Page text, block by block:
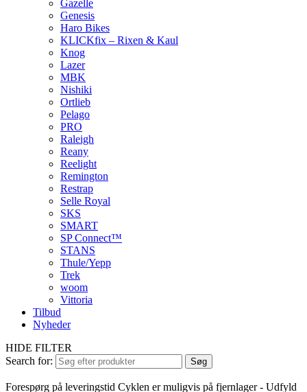
Gazelle
Genesis
Haro Bikes
KLICKfix – Rixen & Kaul
Knog
Lazer
MBK
Nishiki
Ortlieb
Pelago
PRO
Raleigh
Reany
Reelight
Remington
Restrap
Selle Royal
SKS
SMART
SP Connect™
STANS
Thule/Yepp
Trek
woom
Vittoria
Tilbud
Nyheder
HIDE FILTER
Search for:
Søg
Forespørg på leveringstid Cyklen er muligvis på fjernlager - Udfyld